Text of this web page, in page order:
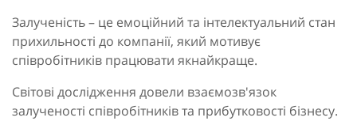
Залученість – це емоційний та інтелектуальний стан
прихильності до компанії, який мотивує
співробітників працювати якнайкраще.
Світові дослідження довели взаємозв'язок
залученості співробітників та прибутковості бізнесу.